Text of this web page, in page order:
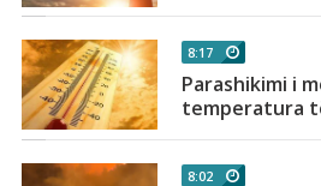
8:17
Parashikimi i
temperatura
8:02